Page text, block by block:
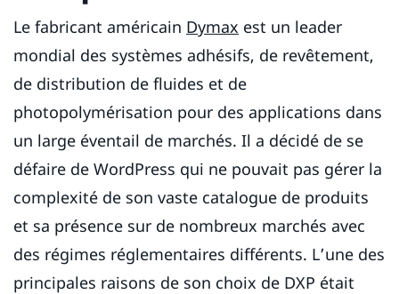
Le fabricant américain Dymax est un leader
mondial des systèmes adhésifs, de revêtement,
de distribution de fluides et de
photopolymérisation pour des applications dans
un large éventail de marchés. Il a décidé de se
défaire de WordPress qui ne pouvait pas gérer la
complexité de son vaste catalogue de produits
et sa présence sur de nombreux marchés avec
des régimes réglementaires différents. L’une des
principales raisons de son choix de DXP était